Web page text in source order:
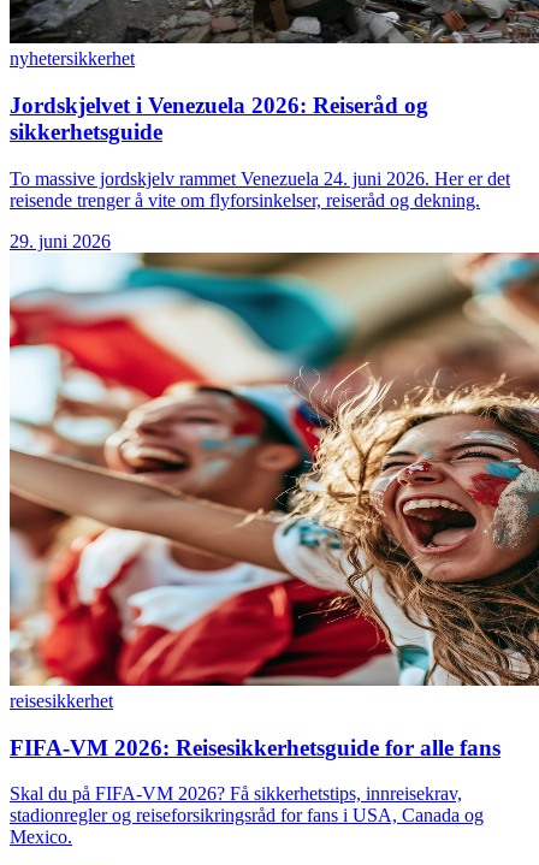
nyhetersikkerhet
Jordskjelvet i Venezuela 2026: Reiseråd og
sikkerhetsguide
To massive jordskjelv rammet Venezuela 24. juni 2026. Her er det
reisende trenger å vite om flyforsinkelser, reiseråd og dekning.
29. juni 2026
reisesikkerhet
FIFA-VM 2026: Reisesikkerhetsguide for alle fans
Skal du på FIFA-VM 2026? Få sikkerhetstips, innreisekrav,
stadionregler og reiseforsikringsråd for fans i USA, Canada og
Mexico.